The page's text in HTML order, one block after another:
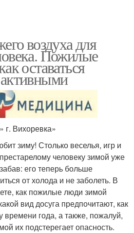
воздуха для
Пожилые
оставаться
Вихоревка»
зиму! Столько веселья, игр и
человеку зимой уже
его теперь больше
от холода и не заболеть. В
как пожилые люди зимой
вид досуга предпочитают, как
времени года, а также, пожалуй,
их подстерегает опасность.